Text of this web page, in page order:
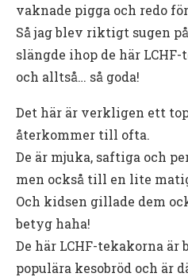
vaknade pigga och redo
Så jag blev riktigt sugen
slängde ihop de här
och alltså… så goda!
Det här är verkligen ett
återkommer till ofta.
De är mjuka, saftiga och
men också till en lite
Och kidsen gillade dem
betyg haha!
De här LCHF-tekakorna är
populära kesobröd och är